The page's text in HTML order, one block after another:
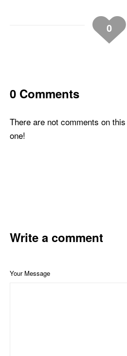
0
0 Comments
There are not comments on
one!
Write a comment
Your Message